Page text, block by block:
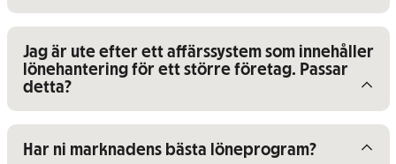
Visa/dölj innehåll för
Jag är ute efter ett affärssystem som innehåller
lönehantering för ett större företag. Passar
detta?
Visa/dölj innehåll för
Har ni marknadens bästa löneprogram?